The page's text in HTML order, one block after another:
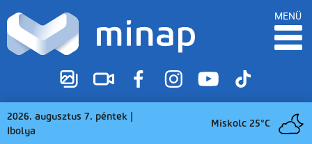
MENÜ
2026. augusztus 7. péntek |
Ibolya
Miskolc 25°C